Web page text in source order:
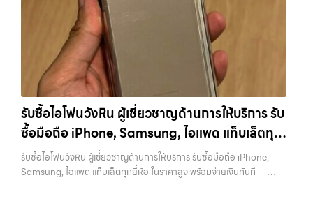
บริการครบวงจร บริการของเรา เราให้บริการแบบครบวงจรสำหรับลูกค้าที่
ต้องการขายอุปกรณ์ไอที ไม่ว่าจะเป็น:…
สายใหม่-เก่า, Samsung ทุกรุ่น, iPad และแท็บเล็ตทุกแบรนด์ เรารับถึงแม้
จะอยู่ในสภาพใช้งานแล้ว ตกแต่งแล้ว หรือมีรอยบ้าง เพราะมูลค่าของเครื่อง
ไม่ได้ขึ้นอยู่แค่ยี่ห้อ แต่ขึ้นอยู่กับสภาพจริง ความครบชุด และความสะดวกใน
การขายของคุณ เราจึงตั้งใจให้บริการในเขต ลาดพร้าว, รัชดา, บางรัก,
แจ้งวัฒนะ, บางแค, วัชรพล, รามอินทรา, บางนา, บางพลี, เกษตรนวมินทร์,
เสนานิคม, วังหิน อย่างเต็มที่ ไม่ว่าคุณจะค้นหาคำว่า “รับซื้อมือถือใกล้ฉัน”,
“รับซื้อโทรศัพท์มือสองกรุงเทพ”, “ขาย iPad ได้ราคา”, “รับซื้อแท็บเล็ต
กรุงเทพถึงที่”, หรือ “รับซื้อ Samsung มือสอง ราคาสูง” — ที่นี่คือคำตอบ
เพราะบริการของเรามุ่งตรงให้คุณได้รับราคาและความสะดวกสบายที่เหนือ
กว่า เลือกเราแล้วคุณจะได้บริการที่คุณไว้วางใจ พร้อมทีมงานที่พร้อม
อำนวยความสะดวก นัดรับถึงที่ ตรวจสภาพอย่างมืออาชีพ และจ่ายเงินทันที
ทั้งหมดนี้เพื่อให้การขายอุปกรณ์ของคุณเป็นเรื่องง่ายขึ้น ดีกว่า รวดเร็วกว่า
และคุ้มค่ากว่า ทำไมต้องเลือกเรา ผู้เชี่ยวชาญด้านการให้บริการ รับซื้อมือถือ
บริการถึงพื้นที่ เขตลาดพร้าว, รัชดา, บางรัก, แจ้งวัฒนะ, บางแค, วัชรพล,
รามอินทรา — นัดรับสะดวกทุกเขต ประสบการณ์เหนือระดับกับการ รับซื้อ
ไอโฟน, รับซื้อไอแพด, รับซื้อมือถือ ยินดีต้อนรับสู่ “รับซื้อขายมือถือ.com”
เว็บไซต์ที่คุณไว้วางใจได้ สำหรับบริการ รับซื้อ มือถือ iPhone, Samsung,
iPad, แท็บเล็ต ทุกยี่ห้อ ให้ราคาสูง พร้อมจ่ายเงินทันที ครอบคลุมพื้นที่
ลาดพร้าว, รัชดา, บางรัก, แจ้งวัฒนะ, บางแค, วัชรพล, รามอินทรา และเขต
กรุงเทพฯ ใกล้ “ใกล้ ฉัน” ที่สุด ในยุคที่สมาร์ทโฟน แท็บเล็ต และอุปกรณ์ไอที
ใหม่ๆ เปลี่ยนรุ่นกันแทบทุกช่วงเวลา อุปกรณ์ที่คุณใช้แล้วอาจกลายเป็นของ
ที่ไม่ได้ใช้งานอยู่เฉยๆ เว็บไซต์ของเราจึงเกิดขึ้นเพื่อเป็นทางเลือกให้คุณ
สามารถเปลี่ยนอุปกรณ์ที่ไม่ใช้แล้วให้กลายเป็นเงินสดได้ทันที ด้วยบริการ รับ
ซื้อไอโฟน, รับซื้อไอแพด, รับซื้อมือถือ, รับซื้อโทรศัพท์, รับซื้อโน๊ตบุ๊ค, รับซื้อ
แท็บเล็ต, รับซื้อสินค้าไอทีกรุงเทพมหานคร อย่างครบวงจร ไม่ว่าคุณจะอยู่
รับซื้อไอโฟนวังหิน ผู้เชี่ยวชาญด้านการให้บริการ รับ
ซื้อมือถือ iPhone, Samsung, ไอแพด แท็บเล็ตทุก
ยี่ห้อ ในราคาสูง พร้อมจ่ายเงินทันที
รับซื้อไอโฟนวังหิน ผู้เชี่ยวชาญด้านการให้บริการ รับซื้อมือถือ iPhone,
Samsung, ไอแพด แท็บเล็ตทุกยี่ห้อ ในราคาสูง พร้อมจ่ายเงินทันที —